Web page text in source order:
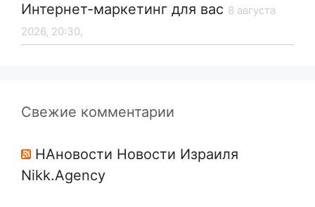
Интернет-маркетинг для вас 8 августа
2026, 20:30,
Свежие комментарии
НАновости Новости Израиля
Nikk.Agency